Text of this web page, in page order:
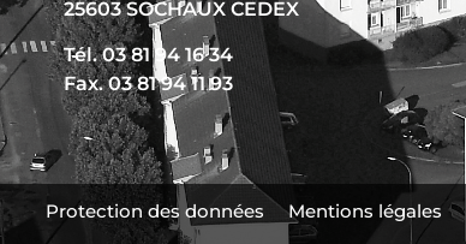
25603 SOCHAUX CEDEX
Tél. 03 81 94 16 34
Fax. 03 81 94 11 93
Protection des données Mentions légales